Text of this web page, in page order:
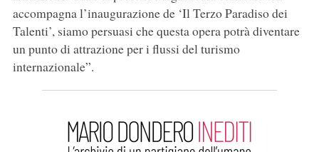
accompagna l’inaugurazione de ‘Il Terzo Paradiso dei
Talenti’, siamo persuasi che questa opera potrà diventare
un punto di attrazione per i flussi del turismo
internazionale”.